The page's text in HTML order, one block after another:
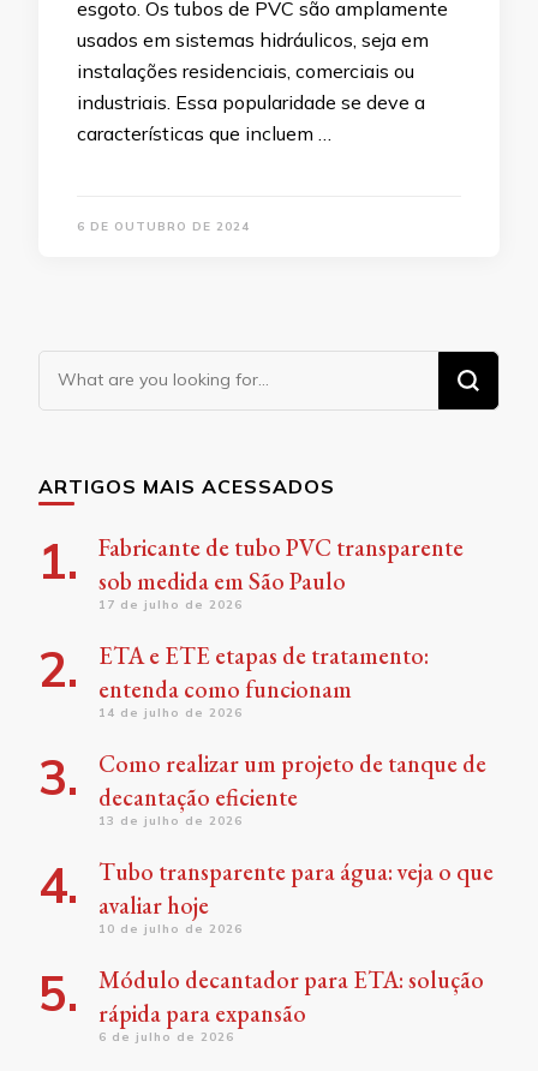
esgoto. Os tubos de PVC são amplamente
usados em sistemas hidráulicos, seja em
instalações residenciais, comerciais ou
industriais. Essa popularidade se deve a
características que incluem …
6 DE OUTUBRO DE 2024
Looking
for
ARTIGOS MAIS ACESSADOS
Fabricante de tubo PVC transparente
sob medida em São Paulo
17 de julho de 2026
ETA e ETE etapas de tratamento:
entenda como funcionam
14 de julho de 2026
Como realizar um projeto de tanque de
decantação eficiente
13 de julho de 2026
Tubo transparente para água: veja o que
avaliar hoje
10 de julho de 2026
Módulo decantador para ETA: solução
rápida para expansão
6 de julho de 2026